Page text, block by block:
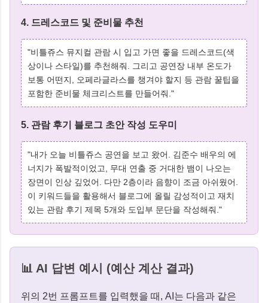
4. 드레스코드 및 준비물 추천
"비틀쥬스 뮤지컬 관람 시 입고 가면 좋을 드레스코드(색
상이나 스타일)를 추천해줘. 그리고 공연장 내부 온도가
보통 어떤지, 오페라글라스를 챙겨야 할지 등 관람 꿀팁을
포함한 준비물 체크리스트를 만들어줘."
5. 관람 후기 블로그 초안 작성 도우미
"내가 오늘 비틀쥬스 공연을 보고 왔어. 김준수 배우의 에
너지가 폭발적이었고, 무대 연출 중 거대한 뱀이 나오는
장면이 인상 깊었어. 다만 2층이라 음향이 조금 아쉬웠어.
이 키워드들을 활용해서 블로그에 올릴 감성적이고 재치
있는 관람 후기 제목 5개와 도입부 문단을 작성해줘."
📊 AI 답변 예시 (예산 계산 결과)
위의 2번 프롬프트를 입력했을 때, AI는 다음과 같은